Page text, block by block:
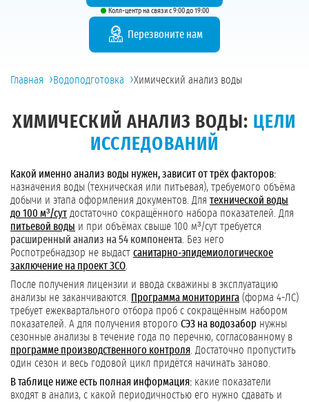
Колл-центр на связи с 9:00 до 19:00
Перезвоните нам
Главная ›Водоподготовка ›Химический анализ воды
ХИМИЧЕСКИЙ АНАЛИЗ ВОДЫ: ЦЕЛИ
ИССЛЕДОВАНИЙ
Какой именно анализ воды нужен, зависит от трёх факторов:
назначения воды (техническая или питьевая), требуемого объёма
добычи и этапа оформления документов. Для технической воды
до 100 м³/сут достаточно сокращённого набора показателей. Для
питьевой воды и при объёмах свыше 100 м³/сут требуется
расширенный анализ на 54 компонента . Без него
Роспотребнадзор не выдаст санитарно-эпидемиологическое
заключение на проект ЗСО
После получения лицензии и ввода скважины в эксплуатацию
анализы не заканчиваются.
Программа мониторинга (форма 4-ЛС)
требует ежеквартального отбора проб с сокращённым набором
показателей. А для получения второго СЭЗ на водозабор нужны
сезонные анализы в течение года по перечню, согласованному в
программе производственного контроля . Достаточно пропустить
один сезон и весь годовой цикл придётся начинать заново.
В таблице ниже есть полная информация: какие показатели
входят в анализ, с какой периодичностью его нужно сдавать и